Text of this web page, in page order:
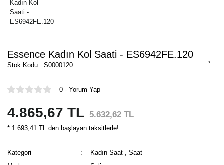
Essence Kadın Kol Saati - ES6942FE.120
Stok Kodu : S0000120
0 - Yorum Yap
4.865,67 TL 5.632,62 TL
* 1.693,41 TL den başlayan taksitlerle!
Kategori Kadın Saat ,Saat